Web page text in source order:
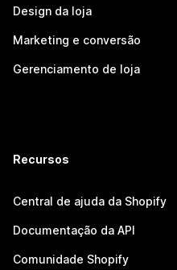
Design da loja
Marketing e conversão
Gerenciamento de loja
Recursos
Central de ajuda da Shopify
Documentação da API
Comunidade Shopify